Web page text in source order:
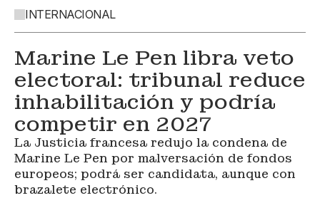
INTERNACIONAL
Marine Le Pen libra veto
electoral: tribunal reduce
inhabilitación y podría
competir en 2027
La Justicia francesa redujo la condena de
Marine Le Pen por malversación de fondos
europeos; podrá ser candidata, aunque con
brazalete electrónico.